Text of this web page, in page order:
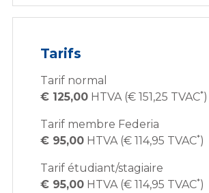
Tarifs
Tarif normal
€ 125,00 HTVA (€ 151,25 TVAC*)
Tarif membre Federia
€ 95,00 HTVA (€ 114,95 TVAC*)
Tarif étudiant/stagiaire
€ 95,00 HTVA (€ 114,95 TVAC*)